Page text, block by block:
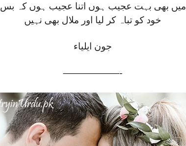
میں بھی بہت عجیب ہوں اتنا عجیب ہوں کہ بس
خود کو تباہ کر لیا اور ملال بھی نہیں
جون ایلیاء
——————-